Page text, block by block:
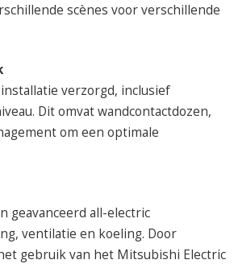
scènes voor verschillende
verzorgd, inclusief
Dit omvat wandcontactdozen,
om een optimale
geavanceerd all-electric
ventilatie en koeling. Door
gebruik van het Mitsubishi Electric